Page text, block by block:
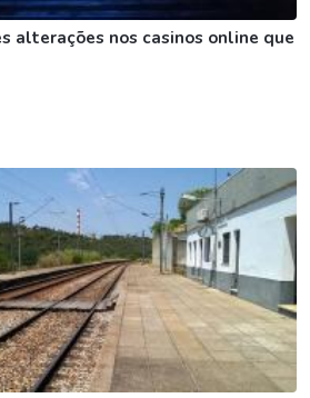
alterações nos casinos online que